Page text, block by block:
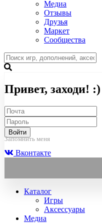
Медиа
Отзывы
Друзья
Маркет
Сообщества
Привет, заходи! :)
Войти
Запомнить меня
Вконтакте
Каталог
Игры
Аксессуары
Медиа